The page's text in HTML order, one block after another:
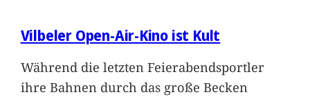
Vilbeler Open-Air-Kino ist Kult
Während die letzten Feierabendsportler
ihre Bahnen durch das große Becken